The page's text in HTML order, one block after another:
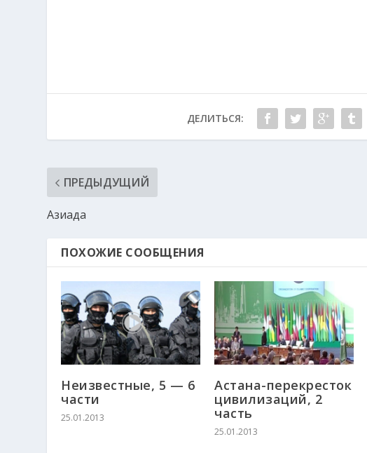
ДЕЛИТЬСЯ:
ПРЕДЫДУЩИЙ
Азиада
ПОХОЖИЕ СООБЩЕНИЯ
Неизвестные, 5 — 6
части
25.01.2013
Астана-перекресток
цивилизаций, 2
часть
25.01.2013